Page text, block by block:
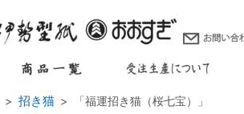
招き猫 「福運招き猫（桜七宝）」